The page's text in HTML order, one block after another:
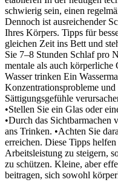
schwierig sein, einen
Dennoch ist ausreichender
Ihres Körpers. Tipps für
gleichen Zeit ins Bett und
Sie 7–8 Stunden Schlaf pro
mentale als auch
Wasser trinken Ein
Konzentrationsprobleme
Sättigungsgefühle
•Stellen Sie ein Glas oder
•Durch das Sichtbarmachen
ans Trinken. •Achten Sie
erreichen. Diese Tipps
Arbeitsleistung zu steigern,
zu schützen. Kleine, aber
beitragen, sich sowohl